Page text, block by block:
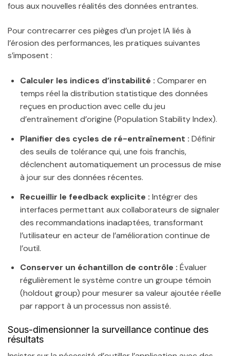
fous aux nouvelles réalités des données entrantes.
Pour contrecarrer ces pièges d’un projet IA liés à
l’érosion des performances, les pratiques suivantes
s’imposent :
Calculer les indices d’instabilité : Comparer en
temps réel la distribution statistique des données
reçues en production avec celle du jeu
d’entraînement d’origine (Population Stability Index).
Planifier des cycles de ré-entraînement : Définir
des seuils de tolérance qui, une fois franchis,
déclenchent automatiquement un processus de mise
à jour sur des données récentes.
Recueillir le feedback explicite : Intégrer des
interfaces permettant aux collaborateurs de signaler
des recommandations inadaptées, transformant
l’utilisateur en acteur de l’amélioration continue de
l’outil.
Conserver un échantillon de contrôle : Évaluer
régulièrement le système contre un groupe témoin
(holdout group) pour mesurer sa valeur ajoutée réelle
par rapport à un processus non assisté.
Sous-dimensionner la surveillance continue des
résultats